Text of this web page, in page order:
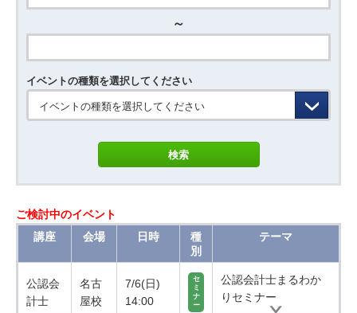
～
イベントの種類を選択してください
イベントの種類を選択してください
ご検討中のイベント
講座
会場 日時
種
別
テーマ
公認会
計士
名古
屋校
7/6(日)
14:00
セ
ミ
ナ
ー
公認会計士まるわか
りセミナー